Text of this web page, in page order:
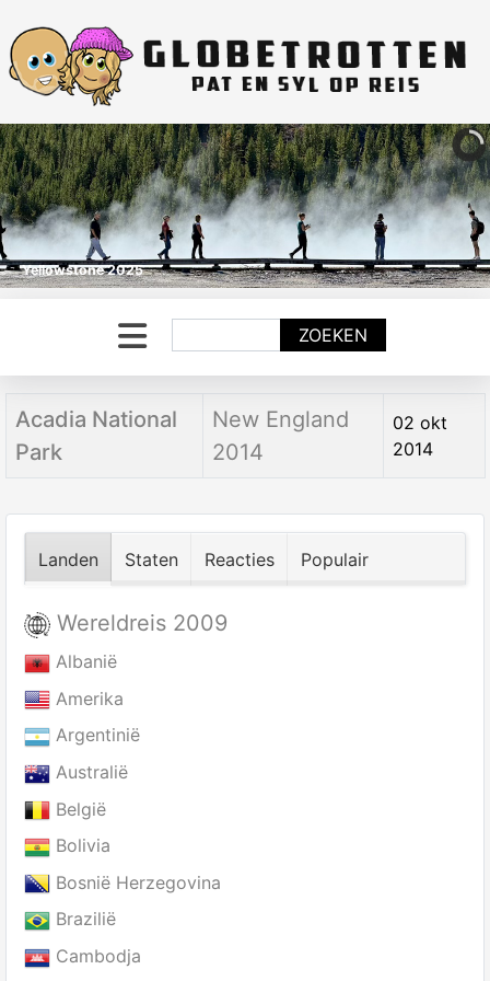
Yellowstone 2025
ZOEKEN
Titel Categorie Aanmaakdatum
Acadia National
Park
New England
2014
02 okt
2014
Landen Staten Reacties Populair
Wereldreis 2009
Albanië
Amerika
Argentinië
Australië
België
Bolivia
Bosnië Herzegovina
Brazilië
Cambodja